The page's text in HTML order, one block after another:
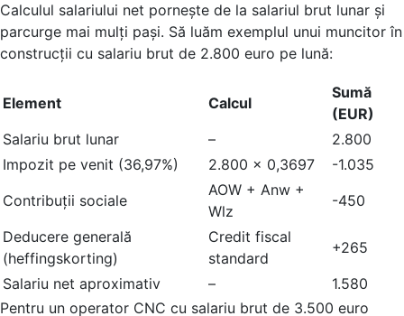
Calculul salariului net pornește de la salariul brut lunar și
parcurge mai mulți pași. Să luăm exemplul unui muncitor în
construcții cu salariu brut de 2.800 euro pe lună:
Element Calcul
Sumă
(EUR)
Salariu brut lunar
–
2.800
Impozit pe venit (36,97%)
2.800 x 0,3697
-1.035
Contribuții sociale
AOW + Anw +
Wlz
-450
Deducere generală
(heffingskorting)
Credit fiscal
standard
+265
Salariu net aproximativ
–
1.580
Pentru un operator CNC cu salariu brut de 3.500 euro